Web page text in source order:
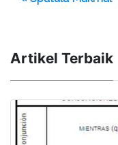
Artikel Terbaik